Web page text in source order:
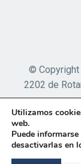
© Copyright
2202 de
Utilizamos
web.
Puede
desactivarlas en